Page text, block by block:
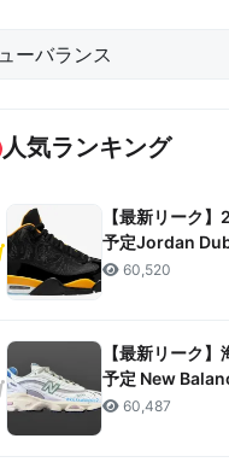
人気ランキング
【最新リーク
予定Jordan
Taxi”リーク情報
60,520
【最新リーク
予定 New
バランス 1000
60,487